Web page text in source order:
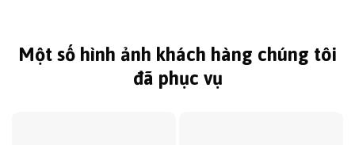
Một số hình ảnh khách hàng chúng tôi
đã phục vụ